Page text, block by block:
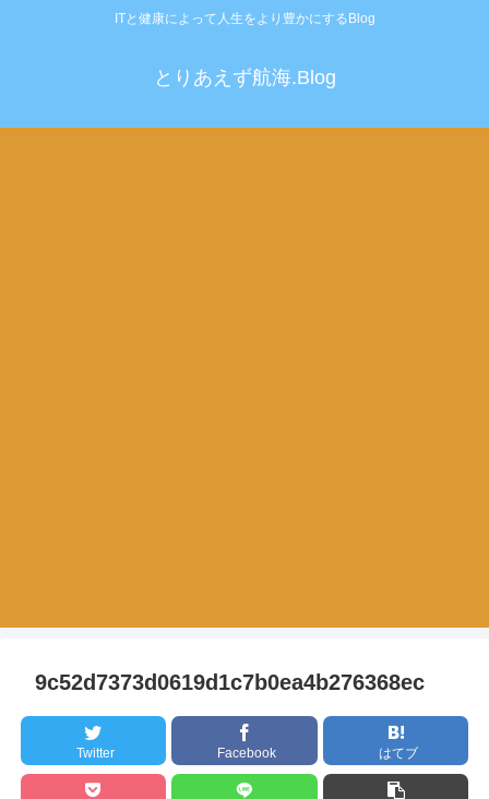
ITと健康によって人生をより豊かにするBlog
とりあえず航海.Blog
9c52d7373d0619d1c7b0ea4b276368ec
Twitter Facebook はてブ